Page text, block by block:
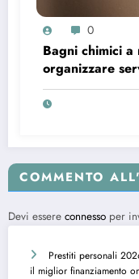
0
Bagni chimici
organizzare
spazi
COMMENTO
Devi essere connesso per
Prestiti personali
il miglior finanziamento